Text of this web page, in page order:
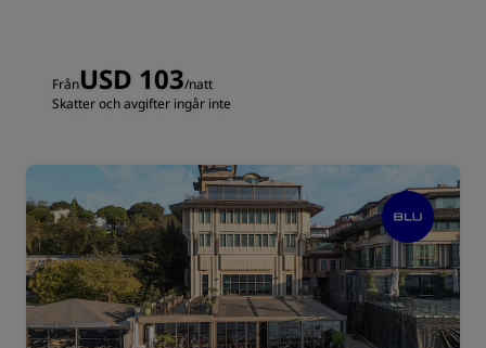
FrånUSD 103/natt
Skatter och avgifter ingår inte